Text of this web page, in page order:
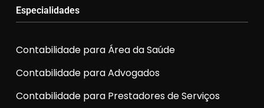
Especialidades
Contabilidade para Área da Saúde
Contabilidade para Advogados
Contabilidade para Prestadores de Serviços